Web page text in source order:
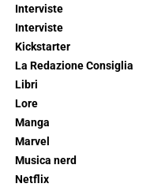
Interviste
Interviste
Kickstarter
La Redazione Consiglia
Libri
Lore
Manga
Marvel
Musica nerd
Netflix